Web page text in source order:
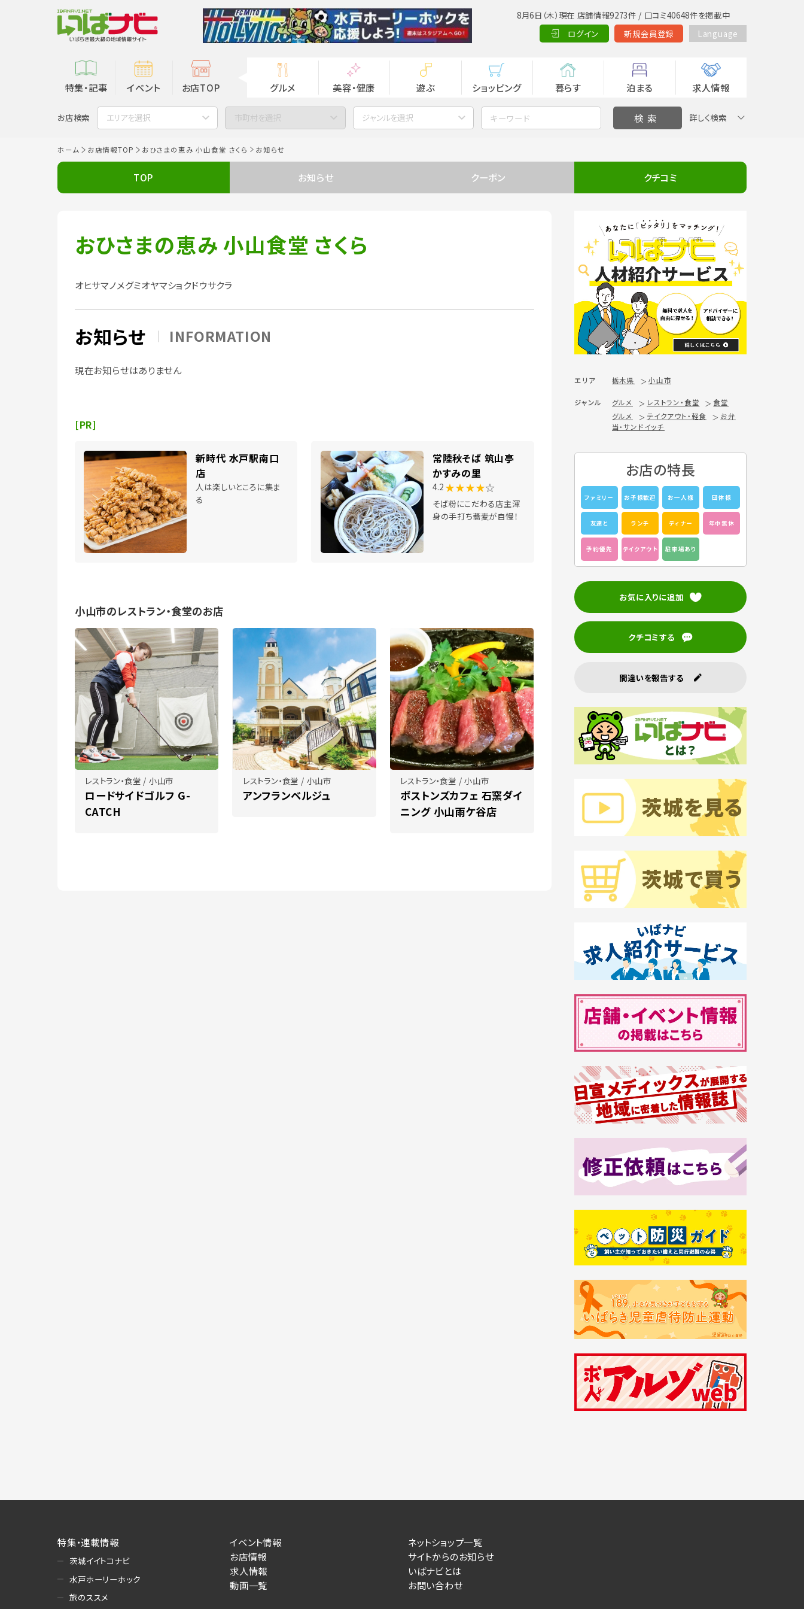
8月6日（木）現在 店舗情報9273件 / 口コミ40648件を掲載中
ログイン
新規会員登録 Language
特集・記事 イベント お店TOP グルメ 美容・健康 遊ぶ ショッピング 暮らす 泊まる 求人情報
お店検索 エリアを選択 市町村を選択 ジャンルを選択 詳しく検索
ホーム お店情報TOP おひさまの恵み 小山食堂 さくら お知らせ
TOP お知らせ クーポン クチコミ
おひさまの恵み 小山食堂 さくら
オヒサマノメグミオヤマショクドウサクラ
お知らせ INFORMATION
現在お知らせはありません
[PR]
新時代 水戸駅南口
店
人は楽しいところに集ま
る
常陸秋そば 筑山亭
かすみの里
4.2 ★★★★☆
そば粉にこだわる店主渾
身の手打ち蕎麦が自慢！
小山市のレストラン・食堂のお店
レストラン・食堂 / 小山市
ロードサイドゴルフ G-
CATCH
レストラン・食堂 / 小山市
アンフランベルジュ
レストラン・食堂 / 小山市
ボストンズカフェ 石窯ダイ
ニング 小山雨ケ谷店
エリア 栃木県 小山市
ジャンル グルメ レストラン・食堂
食堂
グルメ
テイクアウト・軽食
お弁
当・サンドイッチ
お店の特長
ファミリー お子様歓迎 お一人様 団体様
友達と ランチ ディナー 年中無休
予約優先 テイクアウト 駐車場あり
お気に入りに追加
クチコミする
間違いを報告する
特集・連載情報
茨城イイトコナビ
水戸ホーリーホック
旅のススメ
イベント情報
お店情報
求人情報
動画一覧
ネットショップ一覧
サイトからのお知らせ
いばナビとは
お問い合わせ